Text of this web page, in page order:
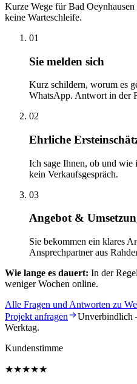
Kurze Wege für Bad
keine Warteschleife.
01
Sie melden sich
Kurz schildern, worum es
WhatsApp. Antwort in der
02
Ehrliche
Ich sage Ihnen, ob und
kein Verkaufsgespräch.
03
Angebot &
Sie bekommen ein klares
Ansprechpartner aus
Wie lange es dauert: In der
weniger Wochen online.
Alle Fragen und Antworten zu
Projekt anfragen
Unverbindlich
Werktag.
Kundenstimme
★★★★★